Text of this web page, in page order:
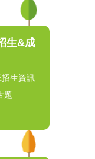
生&成
生資訊
題